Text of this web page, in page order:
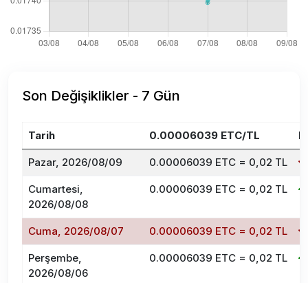
Son Değişiklikler - 7 Gün
Tarih 0.00006039 ETC/TL
Pazar, 2026/08/09 0.00006039 ETC = 0,02 TL
Cumartesi,
2026/08/08
0.00006039 ETC = 0,02 TL
Cuma, 2026/08/07 0.00006039 ETC = 0,02 TL
Perşembe,
2026/08/06
0.00006039 ETC = 0,02 TL